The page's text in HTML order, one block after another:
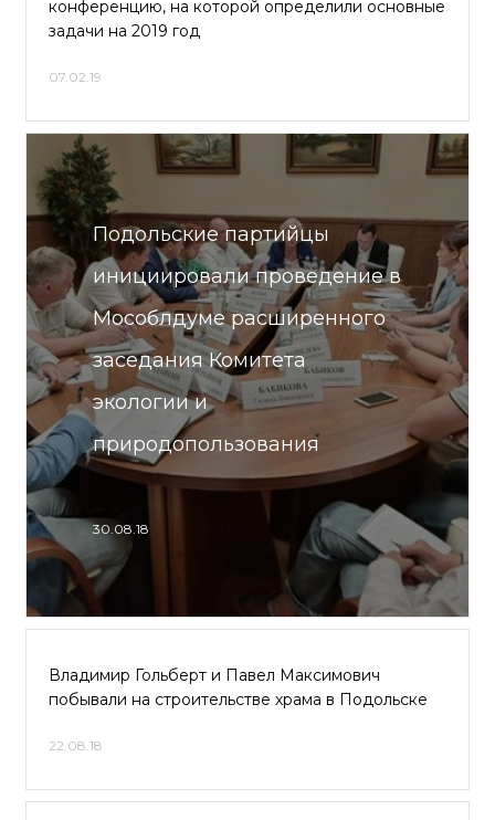
конференцию, на которой определили основные
задачи на 2019 год
07.02.19
Подольские партийцы
инициировали проведение в
Мособлдуме расширенного
заседания Комитета
экологии и
природопользования
30.08.18
Владимир Гольберт и Павел Максимович
побывали на строительстве храма в Подольске
22.08.18